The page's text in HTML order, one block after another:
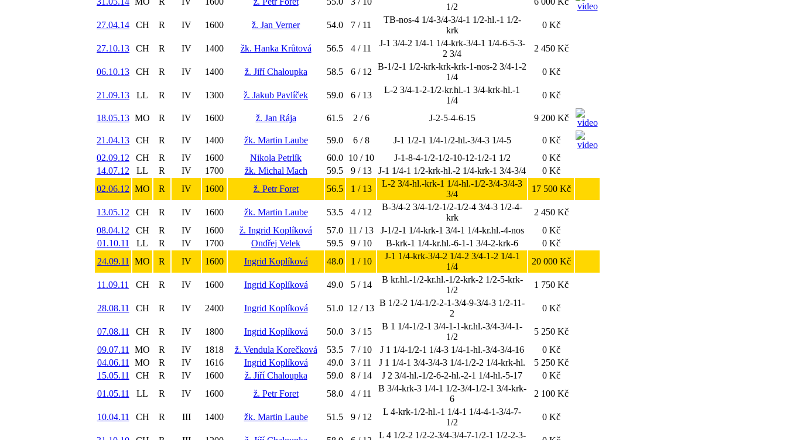
1/2
27.04.14 CH R IV 1600 ž. Jan Verner 54.0 7 / 11
TB-nos-4 1/4-3/4-3/4-1 1/2-hl.-1 1/2-
krk
0 Kč
27.10.13 CH R IV 1400 žk. Hanka Krůtová 56.5 4 / 11
J-1 3/4-2 1/4-1 1/4-krk-3/4-1 1/4-6-5-3-
2 3/4
2 450 Kč
06.10.13 CH R IV 1400 ž. Jiří Chaloupka 58.5 6 / 12
B-1/2-1 1/2-krk-krk-krk-1-nos-2 3/4-1-2
1/4
0 Kč
21.09.13 LL R IV 1300 ž. Jakub Pavlíček 59.0 6 / 13
L-2 3/4-1-2-1/2-kr.hl.-1 3/4-krk-hl.-1
1/4
0 Kč
18.05.13 MO R IV 1600 ž. Jan Rája 61.5 2 / 6 J-2-5-4-6-15 9 200 Kč
21.04.13 CH R IV 1400 žk. Martin Laube 59.0 6 / 8 J-1 1/2-1 1/4-1/2-hl.-3/4-3 1/4-5
0 Kč
02.09.12
CH R IV 1600 Nikola Petrlík 60.0 10 / 10 J-1-8-4-1/2-1/2-10-12-1/2-1 1/2
0 Kč
14.07.12
LL R IV 1700 žk. Michal Mach 59.5 9 / 13 J-1 1/4-1 1/2-krk-hl.-2 1/4-krk-1 3/4-3/4
0 Kč
02.06.12 MO R IV 1600 ž. Petr Foret 56.5 1 / 13
L-2 3/4-hl.-krk-1 1/4-hl.-1/2-3/4-3/4-3
3/4
17 500 Kč
13.05.12 CH R IV 1600 žk. Martin Laube 53.5 4 / 12
B-3/4-2 3/4-1/2-1/2-1/2-4 3/4-3 1/2-4-
krk
2 450 Kč
08.04.12
CH R IV 1600 ž. Ingrid Koplíková 57.0 11 / 13 J-1/2-1 1/4-krk-1 3/4-1 1/4-kr.hl.-4-nos
0 Kč
01.10.11
LL R IV 1700 Ondřej Velek 59.5 9 / 10 B-krk-1 1/4-kr.hl.-6-1-1 3/4-2-krk-6
0 Kč
24.09.11
MO R IV 1600 Ingrid Koplíková 48.0 1 / 10
J-1 1/4-krk-3/4-2 1/4-2 3/4-1-2 1/4-1
1/4
20 000 Kč
11.09.11 CH R IV 1600 Ingrid Koplíková 49.0 5 / 14
B kr.hl.-1/2-kr.hl.-1/2-krk-2 1/2-5-krk-
1/2
1 750 Kč
28.08.11 CH R IV 2400 Ingrid Koplíková 51.0 12 / 13
B 1/2-2 1/4-1/2-2-1-3/4-9-3/4-3 1/2-11-
2
0 Kč
07.08.11 CH R IV 1800 Ingrid Koplíková 50.0 3 / 15
B 1 1/4-1/2-1 3/4-1-1-kr.hl.-3/4-3/4-1-
1/2
5 250 Kč
09.07.11
MO R IV 1818 ž. Vendula Korečková 53.5 7 / 10 J 1 1/4-1/2-1 1/4-3 1/4-1-hl.-3/4-3/4-16
0 Kč
04.06.11
MO R IV 1616 Ingrid Koplíková 49.0 3 / 11 J 1 1/4-1 3/4-3/4-3 1/4-1/2-2 1/4-krk-hl.
5 250 Kč
15.05.11
CH R IV 1600 ž. Jiří Chaloupka 59.0 8 / 14 J 2 3/4-hl.-1/2-6-2-hl.-2-1 1/4-hl.-5-17
0 Kč
01.05.11
LL R IV 1600 ž. Petr Foret 58.0 4 / 11
B 3/4-krk-3 1/4-1 1/2-3/4-1/2-1 3/4-krk-
6
2 100 Kč
10.04.11 CH R III 1400 žk. Martin Laube 51.5 9 / 12
L 4-krk-1/2-hl.-1 1/4-1 1/4-4-1-3/4-7-
1/2
0 Kč
L 4 1/2-2 1/2-2-3/4-3/4-7-1/2-1 1/2-2-3-